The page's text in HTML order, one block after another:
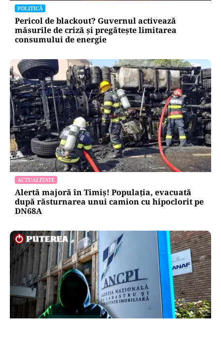
POLITICĂ
Pericol de blackout? Guvernul activează
măsurile de criză și pregătește limitarea
consumului de energie
ACTUALITATE
Alertă majoră în Timiș! Populația, evacuată
după răsturnarea unui camion cu hipoclorit pe
DN68A